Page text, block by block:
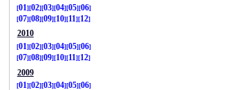
01
02 03 04 05 06
07 08 09 10 11
12
2010
01
02 03 04 05 06
07 08 09 10 11
12
2009
01
02 03 04 05 06